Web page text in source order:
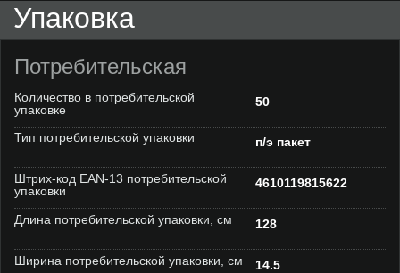
Упаковка
Потребительская
Количество в потребительской
упаковке
50
Тип потребительской упаковки п/э пакет
Штрих-код EAN-13 потребительской
упаковки
4610119815622
Длина потребительской упаковки, см 128
Ширина потребительской упаковки, см 14.5